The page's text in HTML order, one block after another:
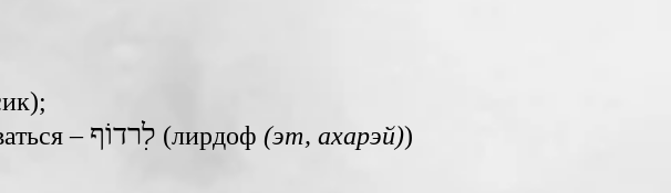
–
(лирдоф (эт, ‎ахарэй)‎)